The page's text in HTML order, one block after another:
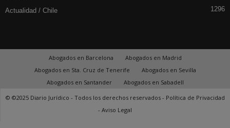
Actualidad / Chile 1296
Abogados en Barcelona
Abogados en Madrid
Abogados en Sta. Cruz de Tenerife
Abogados en Sevilla
Abogados en Santander
Abogados en Sabadell
© ©2025 Diario Jurídico - Todos los derechos reservados - Política de Privacidad
- Aviso Legal